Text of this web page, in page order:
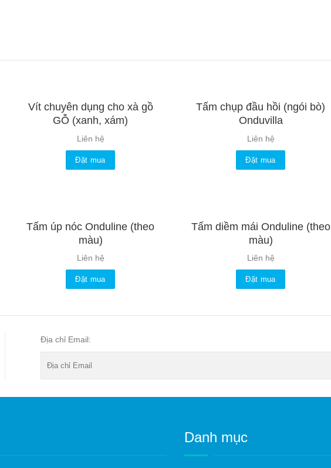
Vít chuyên dụng cho xà gồ
GỖ (xanh, xám)
Liên hệ
Đặt mua
Tấm chụp đầu hồi (ngói bò)
Onduvilla
Liên hệ
Đặt mua
Tấm úp nóc Onduline (theo
màu)
Liên hệ
Đặt mua
Tấm diềm mái Onduline (theo
màu)
Liên hệ
Đặt mua
Địa chỉ Email:
Danh mục